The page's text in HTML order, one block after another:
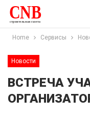
Home Сервисы
Новости
ВСТРЕЧА